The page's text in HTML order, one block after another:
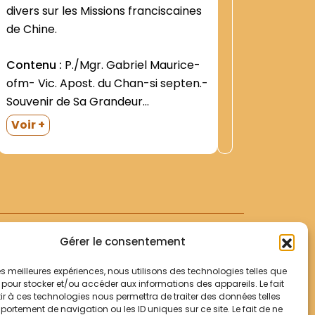
Gérer le consentement
meilleures expériences, nous utilisons des technologies telles que
stocker et/ou accéder aux informations des appareils. Le fait
à ces technologies nous permettra de traiter des données telles
de navigation ou les ID uniques sur ce site. Le fait de ne
divers sur les Missions franciscaines
de Chine.
Contenu :
ofm- Vic. Apost. du Chan-si septen.-
Souvenir de Sa Grandeur
Monseigneur Athanase Goette O.F.N.
Histoire d'une Mission
franciscaine...Sans adresse
Willeke- ofm- The Franciscan
Voir +
Votre panier